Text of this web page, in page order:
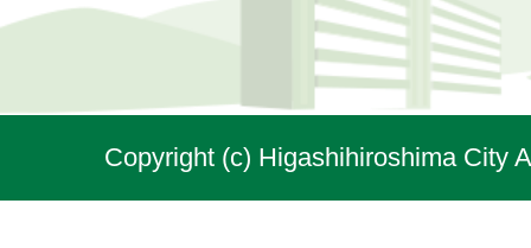
Copyright (c) Higashihiroshima City